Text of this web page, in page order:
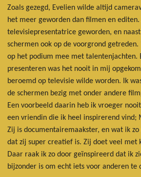
Zoals gezegd, Evelien wilde altijd
het meer geworden dan filmen en
televisiepresentatrice geworden, en
schermen ook op de voorgrond getreden.
op het podium mee met talentenjachten.
presenteren was het nooit in mij
beroemd op televisie wilde worden. Ik
de schermen bezig met onder andere
Een voorbeeld daarin heb ik vroeger
een vriendin die ik heel inspirerend vind;
Zij is documentairemaakster, en wat ik
dat zij super creatief is. Zij doet veel met
Daar raak ik zo door geïnspireerd dat ik
bijzonder is om echt iets voor anderen te